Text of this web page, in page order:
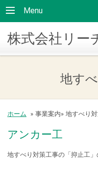
Menu
株式会社リー
地す
ホーム » 事業案内» 地すべり
アンカー工
地すべり対策工事の「抑止工」